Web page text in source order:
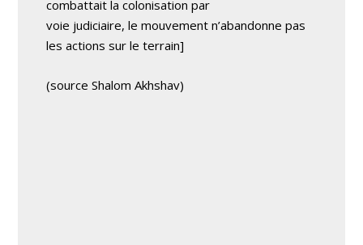
combattait la colonisation par
voie judiciaire, le mouvement n’abandonne pas
les actions sur le terrain]
(source Shalom Akhshav)